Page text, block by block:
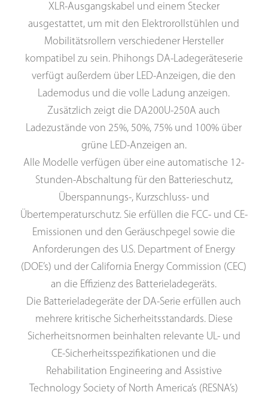
XLR-Ausgangskabel und einem Stecker
ausgestattet, um mit den Elektrorollstühlen und
Mobilitätsrollern verschiedener Hersteller
kompatibel zu sein. Phihongs DA-Ladegeräteserie
verfügt außerdem über LED-Anzeigen, die den
Lademodus und die volle Ladung anzeigen.
Zusätzlich zeigt die DA200U-250A auch
Ladezustände von 25%, 50%, 75% und 100% über
grüne LED-Anzeigen an.
Alle Modelle verfügen über eine automatische 12-
Stunden-Abschaltung für den Batterieschutz,
Überspannungs-, Kurzschluss- und
Übertemperaturschutz. Sie erfüllen die FCC- und CE-
Emissionen und den Geräuschpegel sowie die
Anforderungen des U.S. Department of Energy
(DOE’s) und der California Energy Commission (CEC)
an die Effizienz des Batterieladegeräts.
Die Batterieladegeräte der DA-Serie erfüllen auch
mehrere kritische Sicherheitsstandards. Diese
Sicherheitsnormen beinhalten relevante UL- und
CE-Sicherheitsspezifikationen und die
Rehabilitation Engineering and Assistive
Technology Society of North America’s (RESNA’s)